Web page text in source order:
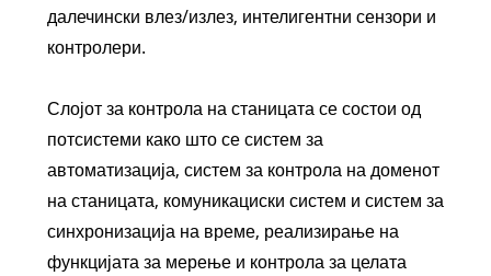
далечински влез/излез, интелигентни сензори и
контролери.
Слојот за контрола на станицата се состои од
потсистеми како што се систем за
автоматизација, систем за контрола на доменот
на станицата, комуникациски систем и систем за
синхронизација на време, реализирање на
функцијата за мерење и контрола за целата